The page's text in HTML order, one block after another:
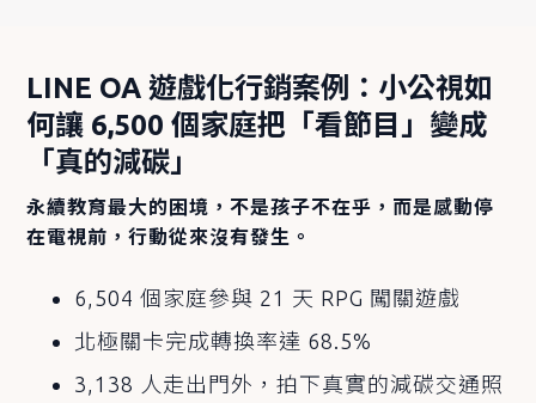
LINE OA 遊戲化行銷案例：小公視如
何讓 6,500 個家庭把「看節目」變成
「真的減碳」
永續教育最大的困境，不是孩子不在乎，而是感動停
在電視前，行動從來沒有發生。
6,504 個家庭參與 21 天 RPG 闖關遊戲
北極關卡完成轉換率達 68.5%
3,138 人走出門外，拍下真實的減碳交通照